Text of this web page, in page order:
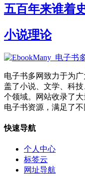
五百年来谁着
小说理论
电子书多网致力于为
盖了小说、文学、科
个领域。网站收录了
电子书资源，满足了不
快速导航
个人中心
标签云
网址导航